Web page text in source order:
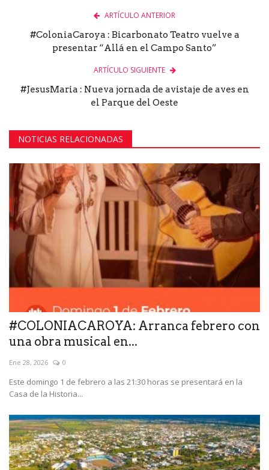
ARTÍCULO ANTERIOR
#ColoniaCaroya : Bicarbonato Teatro vuelve a
presentar “Allá en el Campo Santo”
ARTÍCULO SIGUIENTE
#JesusMaria : Nueva jornada de avistaje de aves en
el Parque del Oeste
NOTICIAS RELACIONADAS
#COLONIACAROYA: Arranca febrero con
una obra musical en...
Ene 28, 2026 0
Este domingo 1 de febrero a las 21:30 horas se presentará en la
Casa de la Historia...